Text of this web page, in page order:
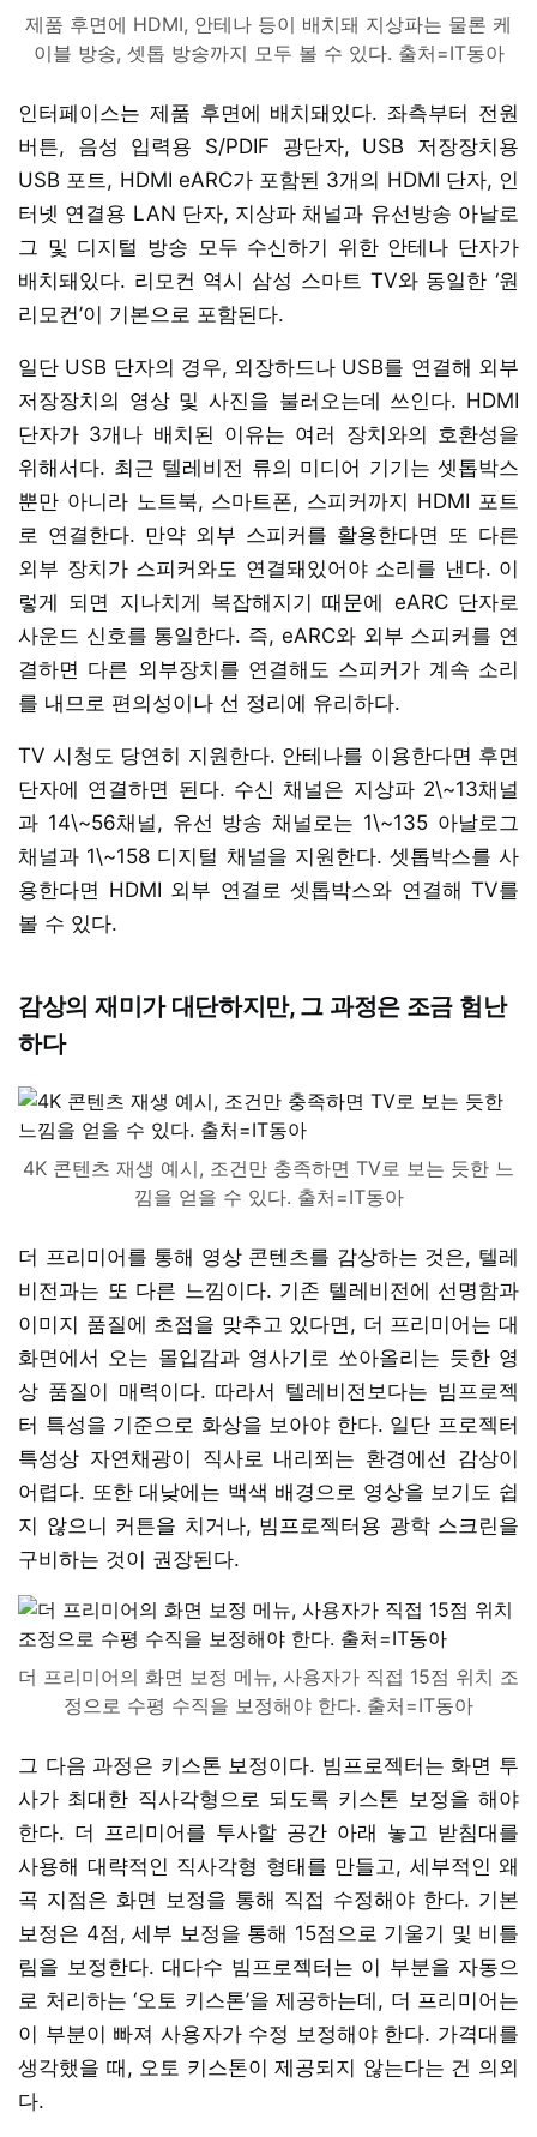
제품 후면에 HDMI, 안테나 등이 배치돼 지상파는 물론 케
이블 방송, 셋톱 방송까지 모두 볼 수 있다. 출처=IT동아
인터페이스는 제품 후면에 배치돼있다. 좌측부터 전원
버튼, 음성 입력용 S/PDIF 광단자, USB 저장장치용
USB 포트, HDMI eARC가 포함된 3개의 HDMI 단자, 인
터넷 연결용 LAN 단자, 지상파 채널과 유선방송 아날로
그 및 디지털 방송 모두 수신하기 위한 안테나 단자가
배치돼있다. 리모컨 역시 삼성 스마트 TV와 동일한 ‘원
리모컨’이 기본으로 포함된다.
일단 USB 단자의 경우, 외장하드나 USB를 연결해 외부
저장장치의 영상 및 사진을 불러오는데 쓰인다. HDMI
단자가 3개나 배치된 이유는 여러 장치와의 호환성을
위해서다. 최근 텔레비전 류의 미디어 기기는 셋톱박스
뿐만 아니라 노트북, 스마트폰, 스피커까지 HDMI 포트
로 연결한다. 만약 외부 스피커를 활용한다면 또 다른
외부 장치가 스피커와도 연결돼있어야 소리를 낸다. 이
렇게 되면 지나치게 복잡해지기 때문에 eARC 단자로
사운드 신호를 통일한다. 즉, eARC와 외부 스피커를 연
결하면 다른 외부장치를 연결해도 스피커가 계속 소리
를 내므로 편의성이나 선 정리에 유리하다.
TV 시청도 당연히 지원한다. 안테나를 이용한다면 후면
단자에 연결하면 된다. 수신 채널은 지상파 2\~13채널
과 14\~56채널, 유선 방송 채널로는 1\~135 아날로그
채널과 1\~158 디지털 채널을 지원한다. 셋톱박스를 사
용한다면 HDMI 외부 연결로 셋톱박스와 연결해 TV를
볼 수 있다.
감상의 재미가 대단하지만, 그 과정은 조금 험난
하다
4K 콘텐츠 재생 예시, 조건만 충족하면 TV로 보는 듯한 느
낌을 얻을 수 있다. 출처=IT동아
더 프리미어를 통해 영상 콘텐츠를 감상하는 것은, 텔레
비전과는 또 다른 느낌이다. 기존 텔레비전에 선명함과
이미지 품질에 초점을 맞추고 있다면, 더 프리미어는 대
화면에서 오는 몰입감과 영사기로 쏘아올리는 듯한 영
상 품질이 매력이다. 따라서 텔레비전보다는 빔프로젝
터 특성을 기준으로 화상을 보아야 한다. 일단 프로젝터
특성상 자연채광이 직사로 내리쬐는 환경에선 감상이
어렵다. 또한 대낮에는 백색 배경으로 영상을 보기도 쉽
지 않으니 커튼을 치거나, 빔프로젝터용 광학 스크린을
구비하는 것이 권장된다.
더 프리미어의 화면 보정 메뉴, 사용자가 직접 15점 위치 조
정으로 수평 수직을 보정해야 한다. 출처=IT동아
그 다음 과정은 키스톤 보정이다. 빔프로젝터는 화면 투
사가 최대한 직사각형으로 되도록 키스톤 보정을 해야
한다. 더 프리미어를 투사할 공간 아래 놓고 받침대를
사용해 대략적인 직사각형 형태를 만들고, 세부적인 왜
곡 지점은 화면 보정을 통해 직접 수정해야 한다. 기본
보정은 4점, 세부 보정을 통해 15점으로 기울기 및 비틀
림을 보정한다. 대다수 빔프로젝터는 이 부분을 자동으
로 처리하는 ‘오토 키스톤’을 제공하는데, 더 프리미어는
이 부분이 빠져 사용자가 수정 보정해야 한다. 가격대를
생각했을 때, 오토 키스톤이 제공되지 않는다는 건 의외
다.